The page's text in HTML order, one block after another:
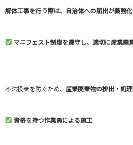
解体工事を行う際は、自治体への届出が義務化
マニフェスト制度を遵守し、適切に産業廃
不法投棄を防ぐため、 産業廃棄物の排出・処
資格を持つ作業員による施工